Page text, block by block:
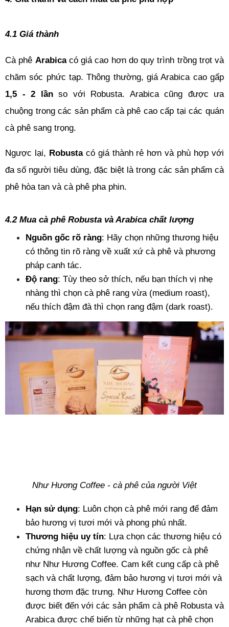
4.1 Giá thành
Cà phê Arabica có giá cao hơn do quy trình trồng trọt và
1,5 - 2 lần so với Robusta. Arabica cũng được ưa
chuộng trong các sản phẩm cà phê cao cấp tại các quán
cà phê sang trọng.
Ngược lại, Robusta có giá thành rẻ hơn và phù hợp với
đa số người tiêu dùng, đặc biệt là trong các sản phẩm cà
phê hòa tan và cà phê pha phin.
4.2 Mua cà phê Robusta và Arabica chất lượng
Nguồn gốc rõ ràng: Hãy chọn những thương hiệu
có thông tin rõ ràng về xuất xứ cà phê và phương
pháp canh tác.
Độ rang: Tùy theo sở thích, nếu bạn thích vị nhẹ
nhàng thì chọn cà phê rang vừa (medium roast),
nếu thích đậm đà thì chọn rang đậm (dark roast).
Như Hương Coffee - cà phê của người Việt
Hạn sử dụng: Luôn chọn cà phê mới rang để đảm
bảo hương vị tươi mới và phong phú nhất.
Thương hiệu uy tín: Lựa chọn các thương hiệu có
chứng nhận về chất lượng và nguồn gốc cà phê
như Như Hương Coffee. Cam kết cung cấp cà phê
sạch và chất lượng, đảm bảo hương vị tươi mới và
hương thơm đặc trưng. Như Hương Coffee còn
được biết đến với các sản phẩm cà phê Robusta và
Arabica được chế biến từ những hạt cà phê chọn